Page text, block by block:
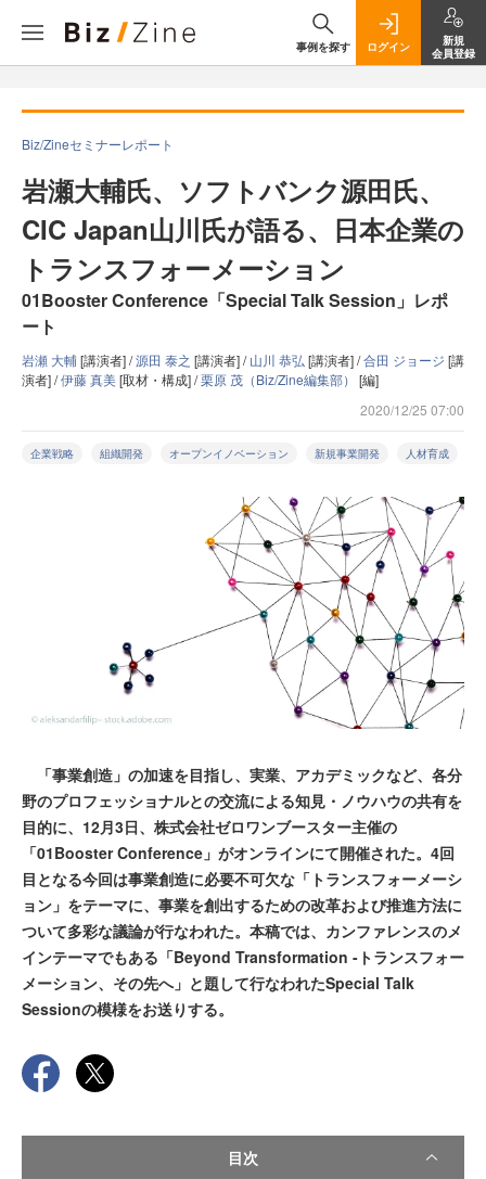
事例を探す ログイン
新規
会員登録
Biz/Zineセミナーレポート
岩瀬大輔氏、ソフトバンク源田氏、
CIC Japan山川氏が語る、日本企業の
トランスフォーメーション
01Booster Conference「Special Talk Session」レポ
ート
岩瀬 大輔[講演者] /源田 泰之 [講演者] /山川 恭弘 [講演者] /合田 ジョージ [講
演者] /伊藤 真美[取材・構成] /栗原 茂（Biz/Zine編集部） [編]
2020/12/25 07:00
企業戦略 組織開発 オープンイノベーション 新規事業開発 人材育成
「事業創造」の加速を目指し、実業、アカデミックなど、各分
野のプロフェッショナルとの交流による知見・ノウハウの共有を
目的に、12月3日、株式会社ゼロワンブースター主催の
「01Booster Conference」がオンラインにて開催された。4回
目となる今回は事業創造に必要不可欠な「トランスフォーメーシ
ョン」をテーマに、事業を創出するための改革および推進方法に
ついて多彩な議論が行なわれた。本稿では、カンファレンスのメ
インテーマでもある「Beyond Transformation -トランスフォー
メーション、その先へ」と題して行なわれたSpecial Talk
Sessionの模様をお送りする。
目次